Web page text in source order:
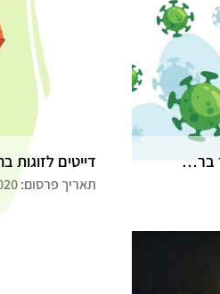
אטרקציות בקורונה | חדרי בריחה בחיפה | חדר בריחה גלדיאטור
תאריך פרסום: 14/11/2020